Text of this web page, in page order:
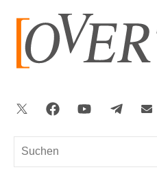
springen
Suchen
Twitter FacebookYouTubeTelegram